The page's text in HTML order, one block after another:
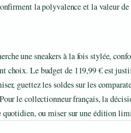
la polyvalence et la valeur
une sneakers à la fois stylée,
choix. Le budget de 119,99 € est
guettez les soldes sur les
le collectionneur français, la
quotidien, ou miser sur une édition